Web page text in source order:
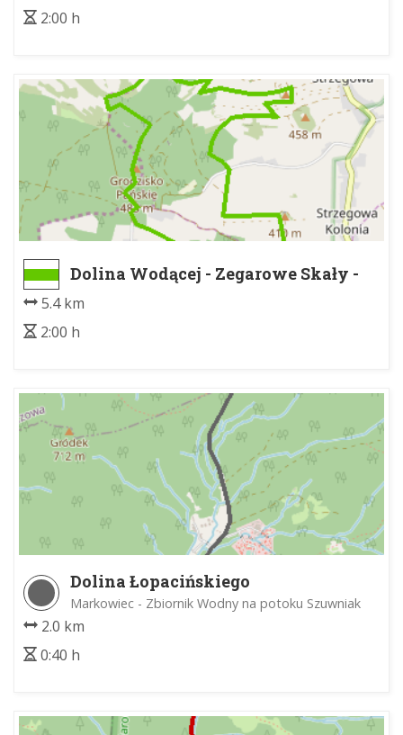
2:00 h
Dolina Wodącej - Zegarowe Skały -
Dolina Wodącej - Zegarowe Skały
5.4 km
2:00 h
Dolina Łopacińskiego
Markowiec - Zbiornik Wodny na potoku Szuwniak
2.0 km
0:40 h